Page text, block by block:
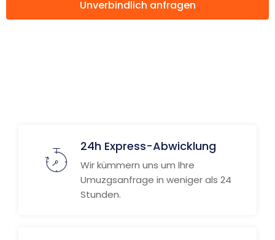
Unverbindlich anfragen
24h Express-Abwicklung
Wir kümmern uns um Ihre
Umuzgsanfrage in weniger als 24
Stunden.